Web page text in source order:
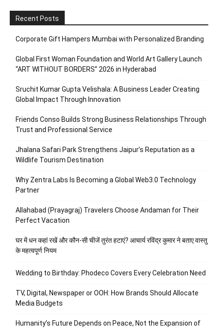
Recent Posts
Corporate Gift Hampers Mumbai with Personalized Branding
Global First Woman Foundation and World Art Gallery Launch
“ART WITHOUT BORDERS” 2026 in Hyderabad
Sruchit Kumar Gupta Velishala: A Business Leader Creating
Global Impact Through Innovation
Friends Conso Builds Strong Business Relationships Through
Trust and Professional Service
Jhalana Safari Park Strengthens Jaipur’s Reputation as a
Wildlife Tourism Destination
Why Zentra Labs Is Becoming a Global Web3.0 Technology
Partner
Allahabad (Prayagraj) Travelers Choose Andaman for Their
Perfect Vacation
घर में धन कहां रखें और कौन-सी चीजें तुरंत हटाएं? आचार्य रविंद्र कुमार ने बताए वास्तु
के महत्वपूर्ण नियम
Wedding to Birthday: Phodeco Covers Every Celebration Need
TV, Digital, Newspaper or OOH: How Brands Should Allocate
Media Budgets
Humanity’s Future Depends on Peace, Not the Expansion of